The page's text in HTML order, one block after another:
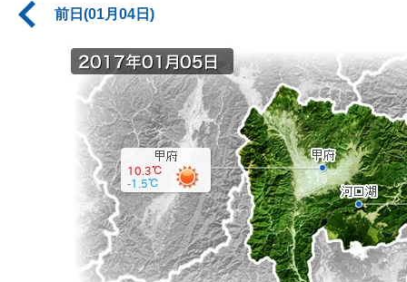
前日(01月04日)